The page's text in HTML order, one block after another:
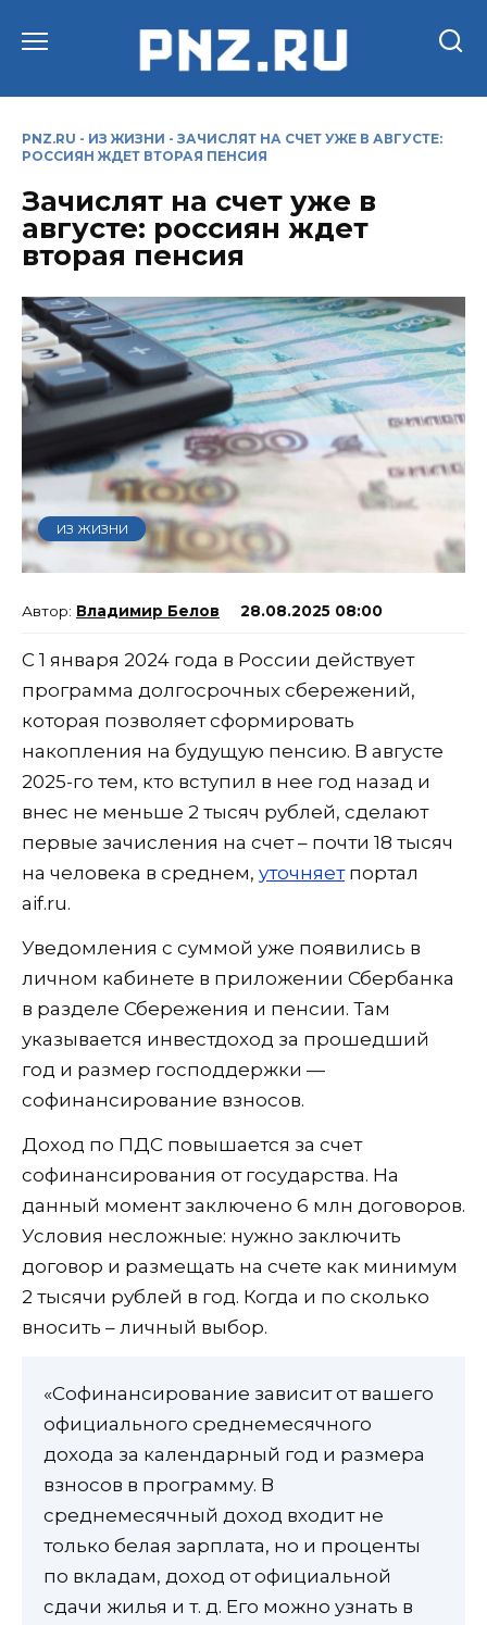
PNZ.RU - ИЗ ЖИЗНИ - ЗАЧИСЛЯТ НА СЧЕТ УЖЕ В АВГУСТЕ:
РОССИЯН ЖДЕТ ВТОРАЯ ПЕНСИЯ
Зачислят на счет уже в
августе: россиян ждет
вторая пенсия
ИЗ ЖИЗНИ
Владимир Белов 28.08.2025 08:00
С 1 января 2024 года в России действует
программа долгосрочных сбережений,
которая позволяет сформировать
накопления на будущую пенсию. В августе
2025-го тем, кто вступил в нее год назад и
внес не меньше 2 тысяч рублей, сделают
первые зачисления на счет – почти 18 тысяч
на человека в среднем, уточняетпортал
aif.ru.
Уведомления с суммой уже появились в
личном кабинете в приложении Сбербанка
в разделе Сбережения и пенсии. Там
указывается инвестдоход за прошедший
год и размер господдержки —
софинансирование взносов.
Доход по ПДС повышается за счет
софинансирования от государства. На
данный момент заключено 6 млн договоров.
Условия несложные: нужно заключить
договор и размещать на счете как минимум
2 тысячи рублей в год. Когда и по сколько
вносить – личный выбор.
«Софинансирование зависит от вашего
официального среднемесячного
дохода за календарный год и размера
взносов в программу. В
среднемесячный доход входит не
только белая зарплата, но и проценты
по вкладам, доход от официальной
сдачи жилья и т. д. Его можно узнать в